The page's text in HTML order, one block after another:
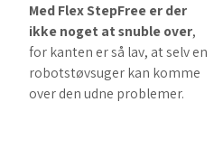
Med Flex StepFree er der
ikke noget at snuble over,
for kanten er så lav, at selv en
robotstøvsuger kan komme
over den udne problemer.